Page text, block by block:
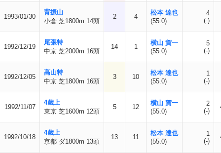
1993/01/30
背振山
小倉 芝1800m 14頭
2 4
松本 達也
(55.0)
4
(-)
1992/12/19
尾張特
中京 芝2000m 16頭
14 1
横山 賀一
(55.0)
5
(-)
1992/12/05
高山特
中京 芝1800m 16頭
3 10
松本 達也
(55.0)
1
(-)
1992/11/07
4歳上
東京 芝1600m 12頭
5 12
横山 賀一
(55.0)
2
(-)
1992/10/18
4歳上
京都 ダ1800m 13頭
13 11
松本 達也
(55.0)
1
(-)